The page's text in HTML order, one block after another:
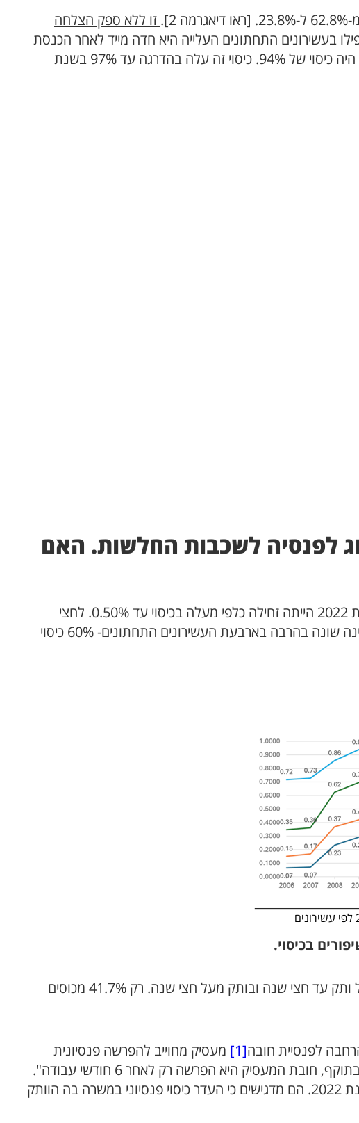
זו ללא ספק הצלחה
העשירונים המדווחים. אפילו בעשירונים התחתונים העלייה היא חדה מייד לאחר הכנסת
הרפורמה. מענין לציין שבעשירון התשיעי לפני הרפורמה לא היה כיסוי מלא – רק 0.72%. אבל כבר ב-2009 היה כיסוי של 94%. כיסוי זה עלה בהדרגה עד 97% בשנת
לפנסיה לשכבות החלשות. האם
הרפורמה העלתה את הכיסוי של העשירון התחתון מ-0.07% בשנת 2006, ל-0.29% בשנת 2009. עד שנת 2022 הייתה זחילה כלפי מעלה בכיסוי עד 0.50%. לחצי
מעובדי העשירון התחתון אין כיסוי לפנסיה. זהו כישלון של רפורמת פנסית החובה בצד החברתי. התמונה אינה שונה בהרבה בארבעת העשירונים התחתונים- 60% כיסוי
משתנה נוסף שהחוקרים התמקדו בו הוא הותק במשרה. בדיאגרמה 2 רואים את ההבדל בכיסוי בקבוצה של ותק עד חצי שנה ובותק מעל חצי שנה. רק 41.7% מכוסים
[1]
מעסיק מחוייב להפרשה פנסיונית
לעובד מיומו הראשון לעבודה בתנאי שהיה לעובד ביטוח פנסיוני בתוקף. אם לא היה לעובד ביטוח פנסיוני בתוקף, חובת המעסיק היא הפרשה רק לאחר 6 חודשי עבודה".
החוקרים מציינים כי קבוצת הוותק של עד 6 חודשים כוללת 770 אלף משרות, שהן 17% מסך המשרות בשנת 2022. הם מדגישים כי העדר כיסוי פנסיוני במשרה בה הוותק